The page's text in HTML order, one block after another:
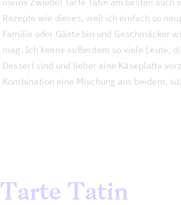
Rezepte wie dieses, weil ich einfach so
Familie oder Gäste bin und Geschmäcker
mag. Ich kenne außerdem so viele Leute,
Dessert sind und lieber eine Käseplatte
Kombination eine Mischung aus beidem,
Tarte Tatin